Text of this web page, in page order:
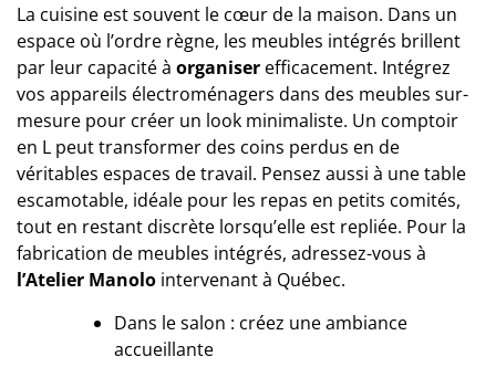
La cuisine est souvent le cœur de la maison. Dans un
espace où l’ordre règne, les meubles intégrés brillent
par leur capacité à organiser efficacement. Intégrez
vos appareils électroménagers dans des meubles sur-
mesure pour créer un look minimaliste. Un comptoir
en L peut transformer des coins perdus en de
véritables espaces de travail. Pensez aussi à une table
escamotable, idéale pour les repas en petits comités,
tout en restant discrète lorsqu’elle est repliée. Pour la
fabrication de meubles intégrés, adressez-vous à
l’Atelier Manolo intervenant à Québec.
Dans le salon : créez une ambiance
accueillante